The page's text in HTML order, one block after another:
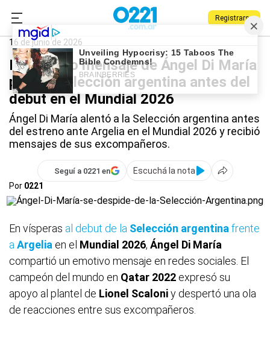
Registrarse
0221.com.ar
Ángel Di María
16 de junio de 2026
El emotivo mensaje de Ángel Di María
para la Selección argentina antes del
debut en el Mundial 2026
Ángel Di María alentó a la Selección argentina antes
del estreno ante Argelia en el Mundial 2026 y recibió
mensajes de sus excompañeros.
Seguí a 0221 en
Escuchá la nota
Por 0221
En vísperas al debut de la Selección argentina frente
a Argelia en el Mundial 2026, Ángel Di María
compartió un emotivo mensaje en redes sociales. El
campeón del mundo en Qatar 2022 expresó su
apoyo al plantel de Lionel Scaloniy despertó una ola
de reacciones entre sus excompañeros.